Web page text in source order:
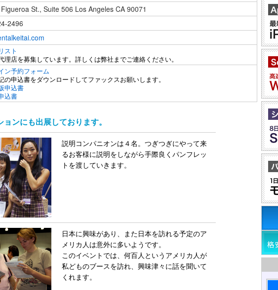
St., Suite 506 Los Angeles CA 90071
2496
スト
理店を募集しています。詳しくは弊社までご連絡ください。
ン予約フォーム
の申込書をダウンロードしてファックスお願いします。
申込書
込書
ンにも出展しております。
説明コンパニオンは４名。つぎつぎにやって来
るお客様に説明をしながら手際良くパンフレッ
トを渡していきます。
日本に興味があり、また日本を訪れる予定のア
メリカ人は意外に多いようです。
このイベントでは、何百人というアメリカ人が
私どものブースを訪れ、興味津々に話を聞いて
くれます。